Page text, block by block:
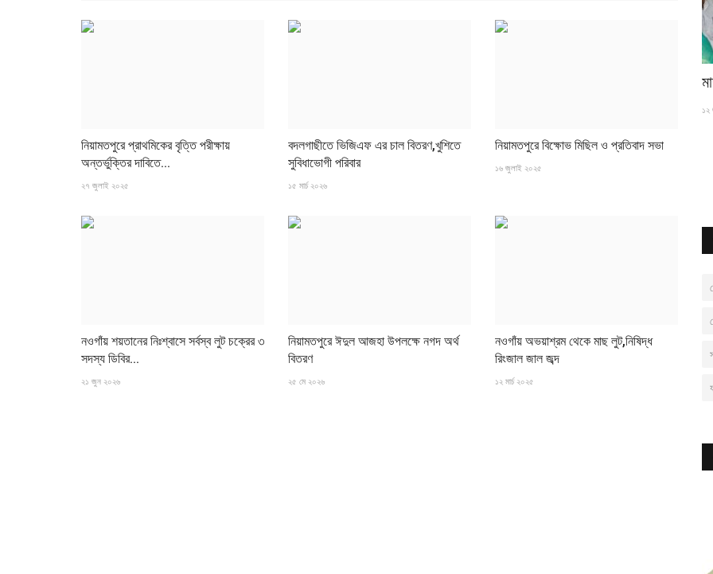
নিয়ামতপুরে প্রাথমিকের বৃত্তি পরীক্ষায়
অন্তর্ভুক্তির দাবিতে...
২৭ জুলাই ২০২৫
বদলগাছীতে ভিজিএফ এর চাল বিতরণ,খুশিতে
সুবিধাভোগী পরিবার
১৫ মার্চ ২০২৬
নিয়ামতপুরে বিক্ষোভ মিছিল ও প্রতিবাদ সভা
১৬ জুলাই ২০২৫
নওগাঁয় শয়তানের নিঃশ্বাসে সর্বস্ব লুট চক্রের ৩
সদস্য ডিবির...
২১ জুন ২০২৬
নিয়ামতপুরে ঈদুল আজহা উপলক্ষে নগদ অর্থ
বিতরণ
২৫ মে ২০২৬
নওগাঁয় অভয়াশ্রম থেকে মাছ লুট,নিষিদ্ধ
রিংজাল জাল জব্দ
১২ মার্চ ২০২৫
ওমানে সড়ক দুর্ঘটনায় প্রাণ হারানো ৮ বাংলাদেশি প্রবাসীর দাফন সম্পন্ন হয়েছে।
নিহতদের...
১২